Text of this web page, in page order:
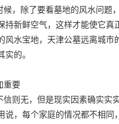
候，除了要看墓地的风水问题
持新鲜空气，这样才能使它
风水宝地，天津公墓远离城
的。
重要
信则无，但是现实因素确实实
说，每个家庭的情况都不相